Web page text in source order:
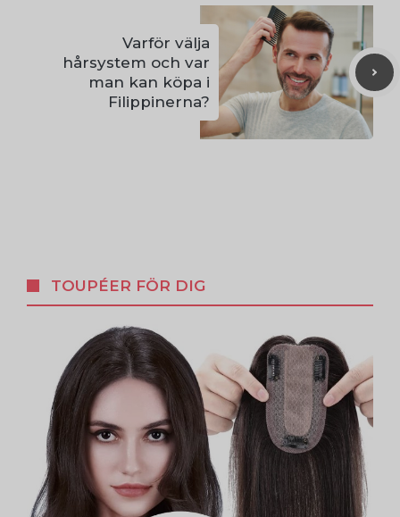
Varför välja
hårsystem och var
man kan köpa i
Filippinerna?
TOUPÉER FÖR DIG